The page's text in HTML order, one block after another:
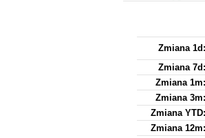
Zmiana 1d:
Zmiana 7d:
Zmiana 1m:
Zmiana 3m:
Zmiana YTD:
Zmiana 12m: